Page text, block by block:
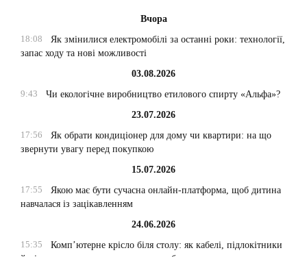
Вчора
18:08
Як змінилися електромобілі за останні роки: технології,
запас ходу та нові можливості
03.08.2026
9:43
Чи екологічне виробництво етилового спирту «Альфа»?
23.07.2026
17:56
Як обрати кондиціонер для дому чи квартири: на що
звернути увагу перед покупкою
15.07.2026
17:55
Якою має бути сучасна онлайн-платформа, щоб дитина
навчалася із зацікавленням
24.06.2026
15:35
Комп’ютерне крісло біля столу: як кабелі, підлокітники